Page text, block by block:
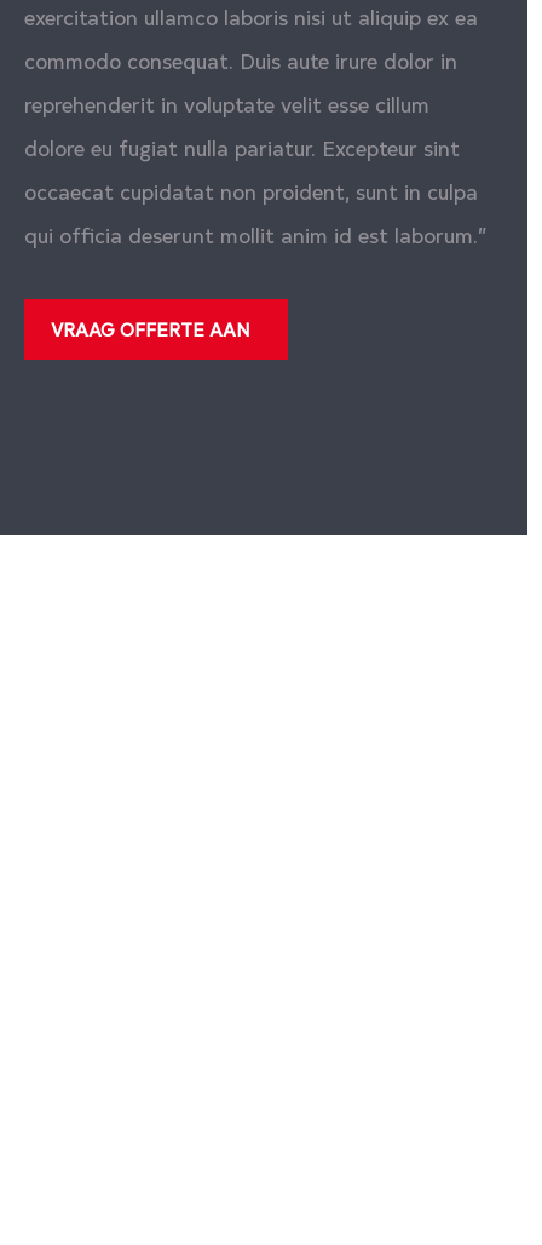
exercitation ullamco laboris nisi ut aliquip ex ea
commodo consequat. Duis aute irure dolor in
reprehenderit in voluptate velit esse cillum
dolore eu fugiat nulla pariatur. Excepteur sint
occaecat cupidatat non proident, sunt in culpa
qui officia deserunt mollit anim id est laborum.”
VRAAG OFFERTE AAN